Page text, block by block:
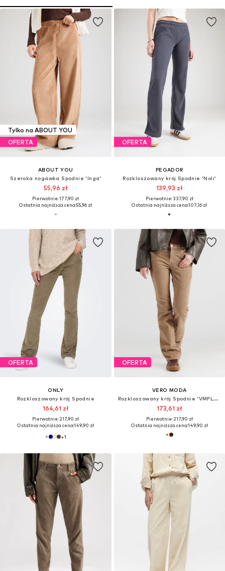
Tylko na ABOUT YOU
OFERTA
ABOUT YOU
Szeroka nogawka Spodnie 'Inga'
55,96 zł
Pierwotnie: 177,90 zł
Ostatnia najniższa cena:55,96 zł
OFERTA
PEGADOR
Rozkloszowany krój Spodnie 'Noli'
139,93 zł
Pierwotnie: 337,90 zł
Ostatnia najniższa cena:107,16 zł
OFERTA
ONLY
Rozkloszowany krój Spodnie
164,61 zł
Pierwotnie: 217,90 zł
Ostatnia najniższa cena:149,90 zł
+1
OFERTA
VERO MODA
Rozkloszowany krój Spodnie 'VMFLASH'
173,61 zł
Pierwotnie: 217,90 zł
Ostatnia najniższa cena:149,90 zł